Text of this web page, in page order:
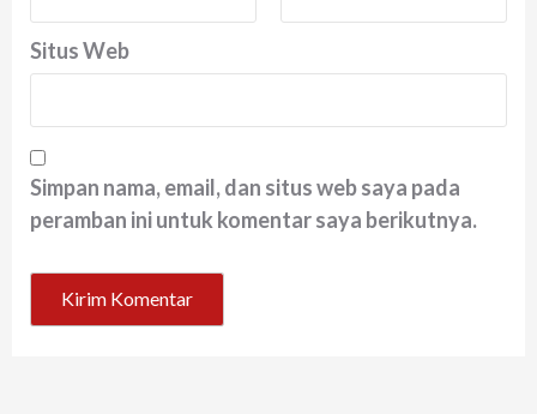
Situs Web
Simpan nama, email, dan situs web saya pada
peramban ini untuk komentar saya berikutnya.